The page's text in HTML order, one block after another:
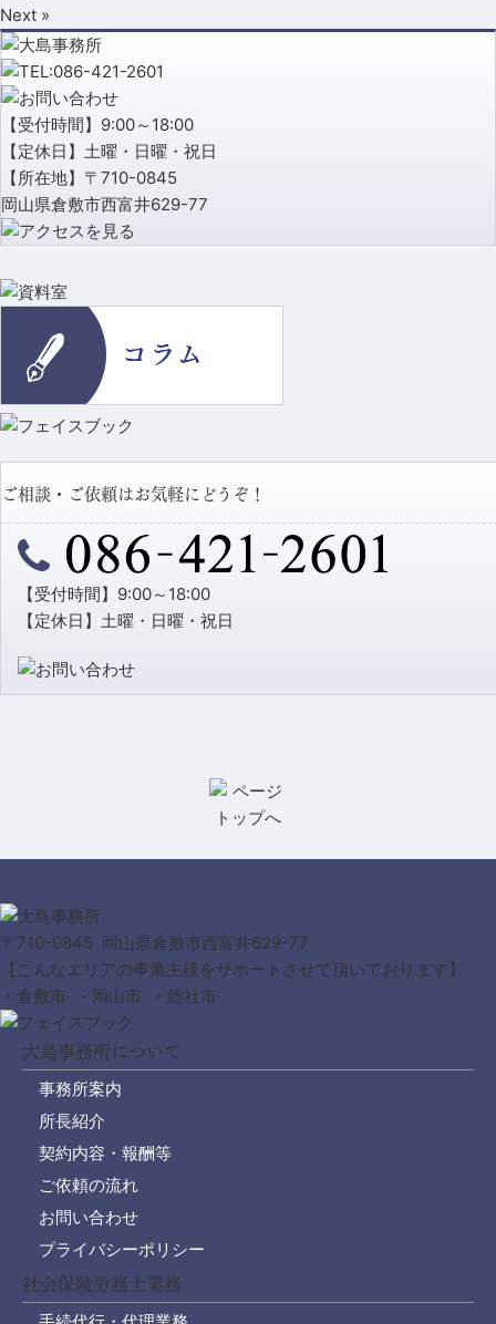
Next »
【受付時間】9:00～18:00
【定休日】土曜・日曜・祝日
【所在地】〒710-0845
岡山県倉敷市西富井629-77
ご相談・ご依頼はお気軽にどうぞ！
【受付時間】9:00～18:00
【定休日】土曜・日曜・祝日
〒710-0845 岡山県倉敷市西富井629-77
【こんなエリアの事業主様をサポートさせて頂いております】
・倉敷市 ・岡山市 ・総社市
大島事務所について
事務所案内
所長紹介
契約内容・報酬等
ご依頼の流れ
お問い合わせ
プライバシーポリシー
社会保険労務士業務